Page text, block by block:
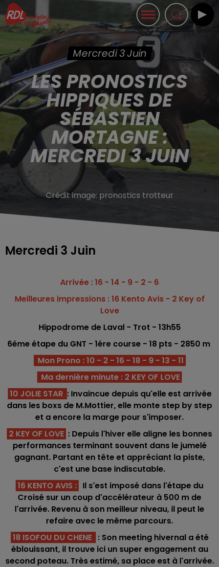
Mercredi 3 Juin
LES PRONOSTICS
HIPPIQUES DE
SÉBASTIEN
MORTAGNE :
MERCREDI 3 JUIN
Crédit image: pronostics trotteur
Mercredi 3 Juin
Arrivée : 16 - 14 - 9 - 2 - 6
Meilleures impressions : 16 Kento Avis - 2 Key of
Love
Hippodrome de Laval - Trot - 13h55
6éme étape du GNT - 1ére course - 18 pts - 2850 m
Mon Prono : 10 - 2 - 16 - 18 - 9 - 13 - 11
Ma dernière minute : 2 KEY OF LOVE
10 JOLIE STAR : Invaincue depuis qu'elle est arrivée
dans les boxs de M.Mottier, elle monte step by step
et a encore la marge pour s'imposer.
2 KEY OF LOVE : Depuis l'hiver elle aligne les bonnes
performances terminant souvent dans le jumelé
gagnant. Partant en tête et appréciant la piste,
c'est une base indiscutable.
16 KENTO AVIS : Il s'est imposé dans l'étape du
Croisé sur un coup d'accélérateur à 500 m de
l'arrivée. Revenu à son meilleur niveau, il peut le
refaire avec le même parcours.
18 ISOFOU DU CHENE : Son meeting hivernal a été
éblouissant, il trouve ici un super engagement au
second poteau. Très estimé, sa place est à l'arrivée.